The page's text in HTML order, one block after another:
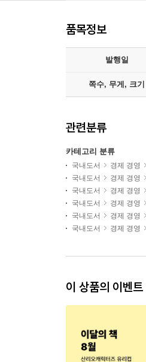
품목정보
발행일
쪽수, 무게, 크기
관련분류
카테고리 분류
국내도서 경제 경영
국내도서
경제 경영
국내도서
경제 경영
국내도서
경제 경영
국내도서
경제 경영
국내도서
경제 경영
이 상품의 이벤트